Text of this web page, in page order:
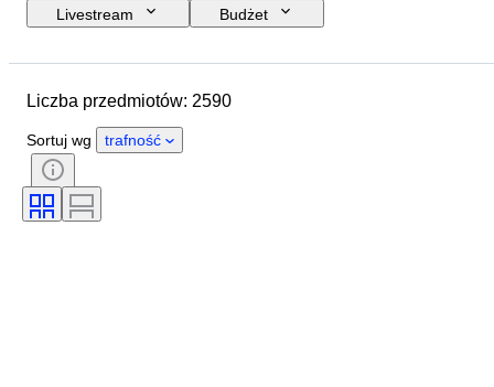
Livestream
Budżet
Kraj pochodzenia
Stan
Styl
Kolor
Rozmiar na przedmiocie
Wzór
Liczba przedmiotów: 2590
Sortuj wg trafność